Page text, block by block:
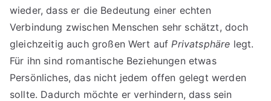
wieder, dass er die Bedeutung einer echten
Verbindung zwischen Menschen sehr schätzt, doch
gleichzeitig auch großen Wert auf Privatsphäre legt.
Für ihn sind romantische Beziehungen etwas
Persönliches, das nicht jedem offen gelegt werden
sollte. Dadurch möchte er verhindern, dass sein